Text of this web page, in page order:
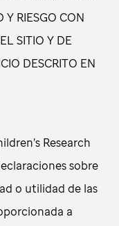
Y RIESGO CON
SITIO Y DE
DESCRITO EN
Research
sobre
o utilidad de las
a